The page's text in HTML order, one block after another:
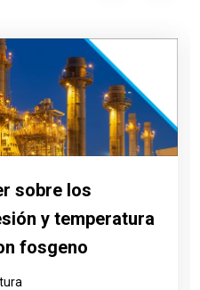
sobre los
y temperatura
fosgeno